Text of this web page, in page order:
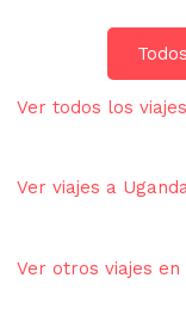
Ver todos los
Ver viajes a
Ver otros viajes